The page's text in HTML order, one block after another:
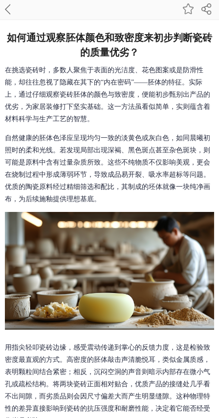
如何通过观察胚体颜色和致密度来初步判断瓷砖
的质量优劣？
在挑选瓷砖时，多数人聚焦于表面的光洁度、花色图案或是防滑性
能，却往往忽视了隐藏在其下的“内在密码”——胚体的特征。实际
上，通过仔细观察瓷砖胚体的颜色与致密度，便能初步甄别出产品的
优劣，为家居装修打下坚实基础。这一方法虽看似简单，实则蕴含着
材料科学与生产工艺的智慧。
自然健康的胚体色泽应呈现均匀一致的淡黄色或灰白色，如同晨曦初
照时的柔和光线。若发现局部出现深褐、黑色斑点甚至杂色斑块，则
可能是原料中含有过量杂质所致。这些不纯物质不仅影响美观，更会
在烧制过程中形成薄弱环节，导致成品易开裂、吸水率超标等问题。
优质的陶瓷原料经过精细筛选和配比，其制成的坯体就像一块纯净画
布，为后续施釉提供理想基底。
用指尖轻叩瓷砖边缘，感受震动传递到掌心的反馈力度，这是检验致
密度最直观的方式。高密度的胚体敲击声清脆悦耳，类似金属质感，
表明颗粒间结合紧密；相反，沉闷空洞的声音则暗示内部存在微小气
孔或疏松结构。将两块瓷砖正面相对贴合，优质产品的接缝处几乎看
不出间隙，而劣质品则会因尺寸偏差大而产生明显缝隙。这种物理特
性的差异直接影响到瓷砖的抗压强度和耐磨性能，决定着它能否经受